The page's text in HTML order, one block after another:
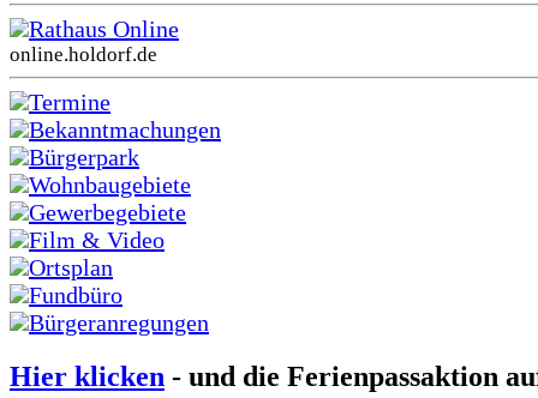
Rathaus Online
online.holdorf.de
Termine
Bekanntmachungen
Bürgerpark
Wohnbaugebiete
Gewerbegebiete
Film & Video
Ortsplan
Fundbüro
Bürgeranregungen
Hier klicken - und die Ferienpassaktion